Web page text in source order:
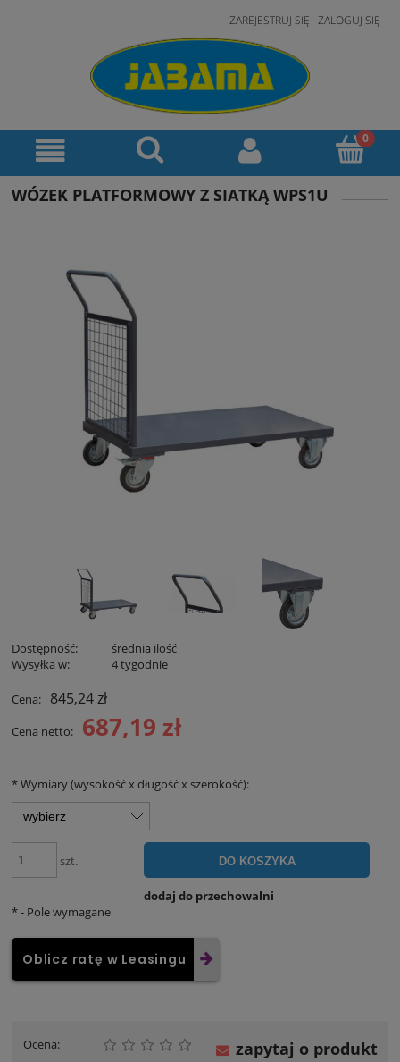
ZAREJESTRUJ SIĘ ZALOGUJ SIĘ
WÓZEK PLATFORMOWY Z SIATKĄ WPS1U
Dostępność:
średnia ilość
Wysyłka w:
4 tygodnie
Cena: 845,24 zł
Cena netto: 687,19 zł
*Wymiary (wysokość x długość x szerokość):
szt. DO KOSZYKA
dodaj do przechowalni
*- Pole wymagane
Oblicz ratę w Leasingu
Ocena:
zapytaj o produkt